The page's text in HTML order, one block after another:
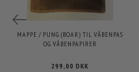
MAPPE / PUNG (BOAR) TIL VÅBENPAS
OG VÅBENPAPIRER
299,00 DKK